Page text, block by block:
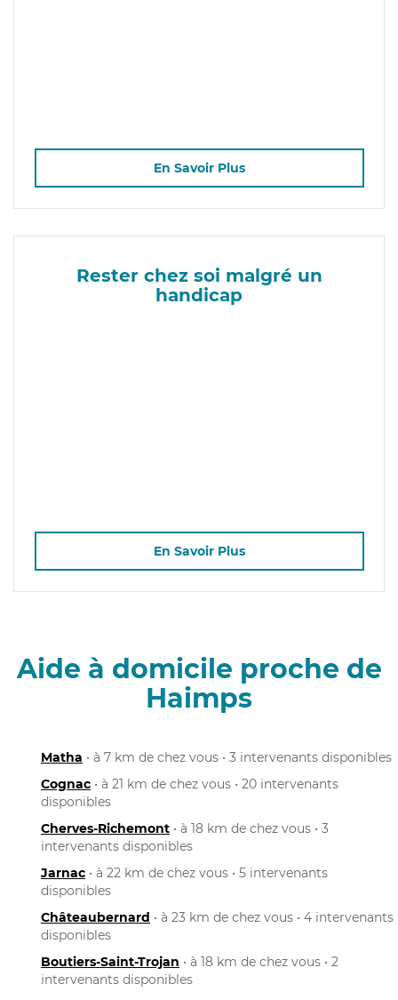
En Savoir Plus
Rester chez soi malgré un
handicap
En Savoir Plus
Aide à domicile proche de
Haimps
Matha • à 7 km de chez vous • 3 intervenants disponibles
Cognac • à 21 km de chez vous • 20 intervenants
disponibles
Cherves-Richemont • à 18 km de chez vous • 3
intervenants disponibles
Jarnac • à 22 km de chez vous • 5 intervenants
disponibles
Châteaubernard • à 23 km de chez vous • 4 intervenants
disponibles
Boutiers-Saint-Trojan • à 18 km de chez vous • 2
intervenants disponibles